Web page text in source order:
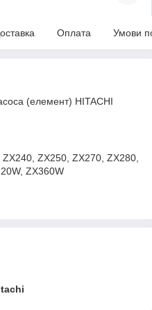
Оплата Умови
(елемент) HITACHI
ZX250, ZX270, ZX280,
ZX360W